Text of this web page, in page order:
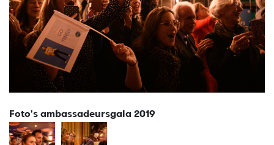
Foto's ambassadeursgala 2019